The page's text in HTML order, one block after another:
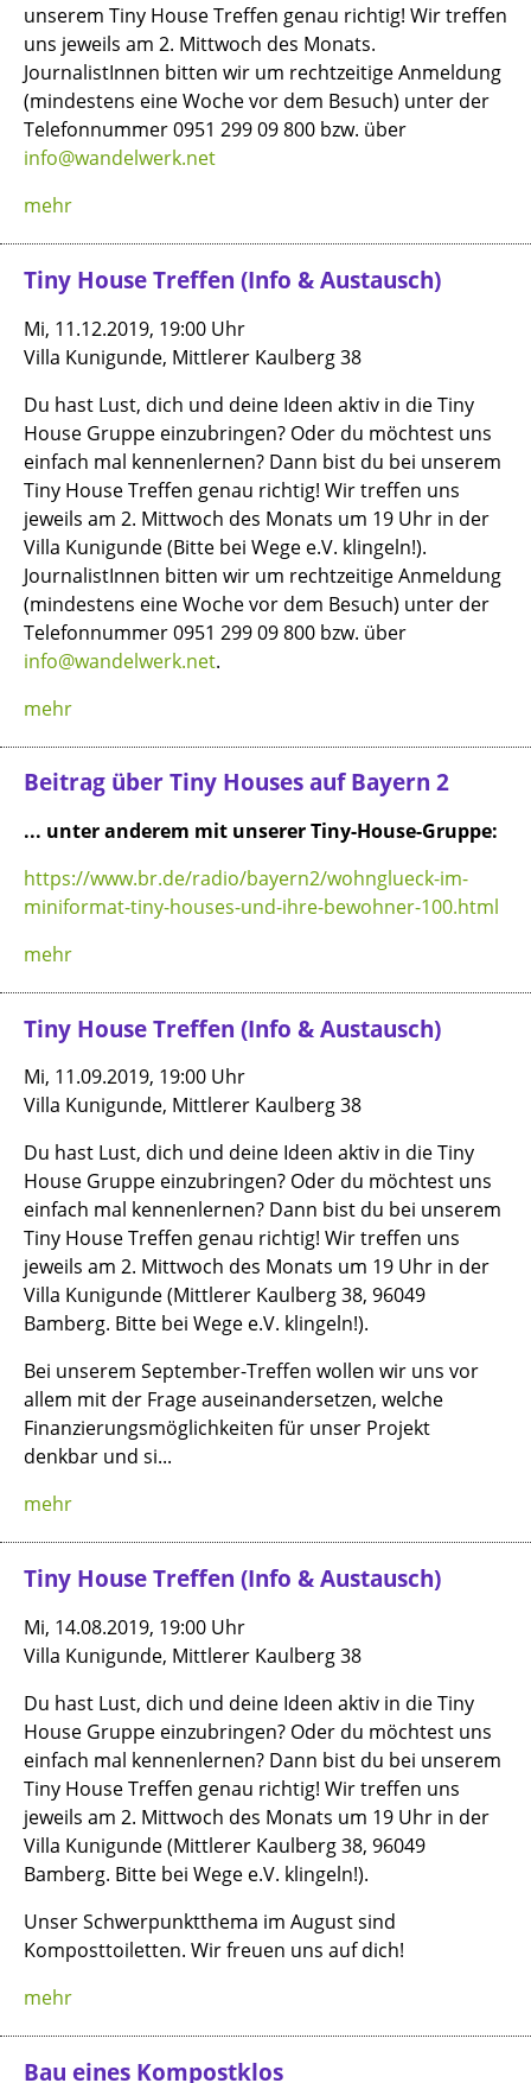
unserem Tiny House Treffen genau richtig! Wir treffen
uns jeweils am 2. Mittwoch des Monats.
JournalistInnen bitten wir um rechtzeitige Anmeldung
(mindestens eine Woche vor dem Besuch) unter der
Telefonnummer 0951 299 09 800 bzw. über
info@wandelwerk.net
mehr
Tiny House Treffen (Info & Austausch)
Mi, 11.12.2019, 19:00 Uhr
Villa Kunigunde, Mittlerer Kaulberg 38
Du hast Lust, dich und deine Ideen aktiv in die Tiny
House Gruppe einzubringen? Oder du möchtest uns
einfach mal kennenlernen? Dann bist du bei unserem
Tiny House Treffen genau richtig! Wir treffen uns
jeweils am 2. Mittwoch des Monats um 19 Uhr in der
Villa Kunigunde (Bitte bei Wege e.V. klingeln!).
JournalistInnen bitten wir um rechtzeitige Anmeldung
(mindestens eine Woche vor dem Besuch) unter der
Telefonnummer 0951 299 09 800 bzw. über
info@wandelwerk.net.
mehr
Beitrag über Tiny Houses auf Bayern 2
... unter anderem mit unserer Tiny-House-Gruppe:
https://www.br.de/radio/bayern2/wohnglueck-im-
miniformat-tiny-houses-und-ihre-bewohner-100.html
mehr
Tiny House Treffen (Info & Austausch)
Mi, 11.09.2019, 19:00 Uhr
Villa Kunigunde, Mittlerer Kaulberg 38
Du hast Lust, dich und deine Ideen aktiv in die Tiny
House Gruppe einzubringen? Oder du möchtest uns
einfach mal kennenlernen? Dann bist du bei unserem
Tiny House Treffen genau richtig! Wir treffen uns
jeweils am 2. Mittwoch des Monats um 19 Uhr in der
Villa Kunigunde (Mittlerer Kaulberg 38, 96049
Bamberg. Bitte bei Wege e.V. klingeln!).
Bei unserem September-Treffen wollen wir uns vor
allem mit der Frage auseinandersetzen, welche
Finanzierungsmöglichkeiten für unser Projekt
denkbar und si...
mehr
Tiny House Treffen (Info & Austausch)
Mi, 14.08.2019, 19:00 Uhr
Villa Kunigunde, Mittlerer Kaulberg 38
Du hast Lust, dich und deine Ideen aktiv in die Tiny
House Gruppe einzubringen? Oder du möchtest uns
einfach mal kennenlernen? Dann bist du bei unserem
Tiny House Treffen genau richtig! Wir treffen uns
jeweils am 2. Mittwoch des Monats um 19 Uhr in der
Villa Kunigunde (Mittlerer Kaulberg 38, 96049
Bamberg. Bitte bei Wege e.V. klingeln!).
Unser Schwerpunktthema im August sind
Komposttoiletten. Wir freuen uns auf dich!
mehr
Bau eines Kompostklos